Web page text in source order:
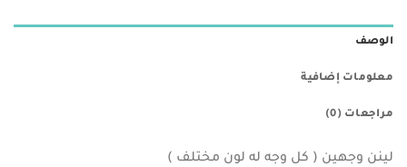
الوصف
معلومات إضافية
مراجعات (0)
لينن وجهين ( كل وجه له لون مختلف )